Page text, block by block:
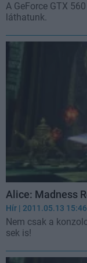
A GeForce GTX
láthatunk.
Alice: Madness
Hír | 2011.05.13 15:46
Nem csak a
sek is!